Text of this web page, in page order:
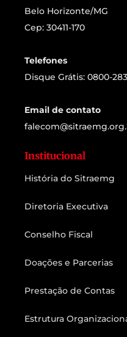
Belo Horizonte/MG
Cep: 30411-170
Telefones
Disque Grátis: 0800-
Email de contato
Institucional
História do Sitraemg
Diretoria Executiva
Conselho Fiscal
Doações e Parcerias
Prestação de Contas
Estrutura